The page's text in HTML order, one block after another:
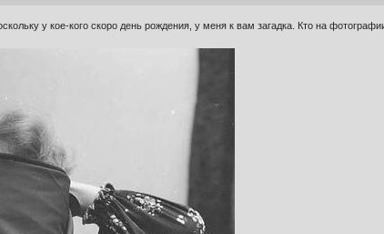
у кое-кого скоро день рождения, у меня к вам загадка. Кто на